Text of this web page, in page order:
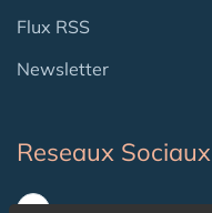
Flux RSS
Newsletter
Reseaux Sociaux